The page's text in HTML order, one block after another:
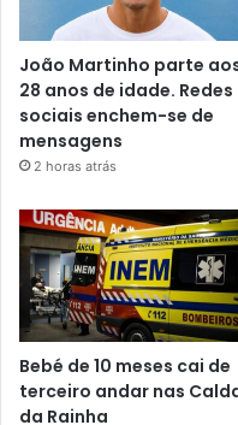
João Martinho parte
28 anos de idade. Redes
sociais enchem-se de
mensagens
2 horas atrás
Bebé de 10 meses cai de
terceiro andar nas
da Rainha